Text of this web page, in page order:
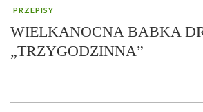
PRZEPISY
WIELKANOCNA BABKA
„TRZYGODZINNA”